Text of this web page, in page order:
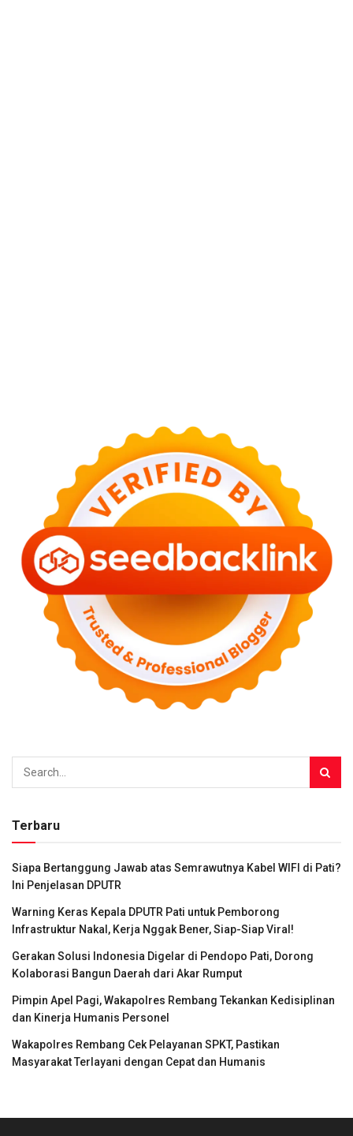
Terbaru
Siapa Bertanggung Jawab atas Semrawutnya Kabel WIFI di Pati?
Ini Penjelasan DPUTR
Warning Keras Kepala DPUTR Pati untuk Pemborong
Infrastruktur Nakal, Kerja Nggak Bener, Siap-Siap Viral!
Gerakan Solusi Indonesia Digelar di Pendopo Pati, Dorong
Kolaborasi Bangun Daerah dari Akar Rumput
Pimpin Apel Pagi, Wakapolres Rembang Tekankan Kedisiplinan
dan Kinerja Humanis Personel
Wakapolres Rembang Cek Pelayanan SPKT, Pastikan
Masyarakat Terlayani dengan Cepat dan Humanis